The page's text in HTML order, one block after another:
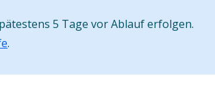
5 Tage vor Ablauf erfolgen.
.